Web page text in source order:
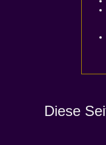
Diese